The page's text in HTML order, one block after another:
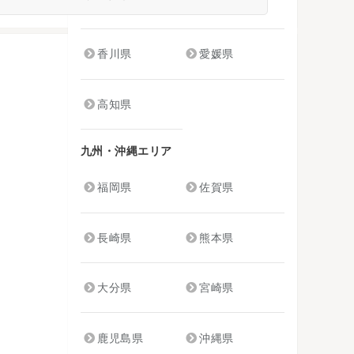
山口県
香川県 愛媛県
高知県
九州・沖縄エリア
福岡県 佐賀県
長崎県 熊本県
大分県 宮崎県
鹿児島県 沖縄県